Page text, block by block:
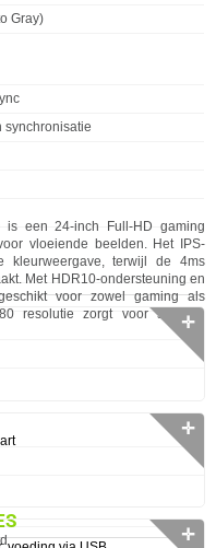
is een 24-inch Full-HD gaming
vloeiende beelden. Het IPS-
kleurweergave, terwijl de 4ms
Met HDR10-ondersteuning en
voor zowel gaming als
resolutie zorgt voor scherpe
Gray)
synchronisatie
✛
✛
✛